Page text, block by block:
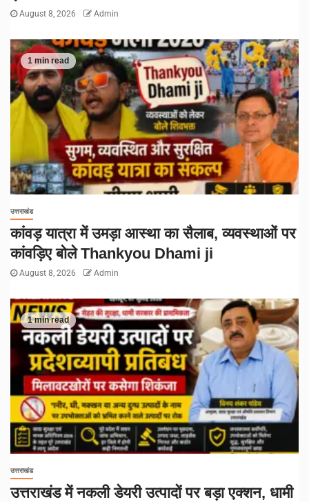
August 8, 2026 Admin
1 min read
उत्तराखंड
कांवड़ यात्रा में उमड़ा आस्था का सैलाब, व्यवस्थाओं पर
कांवड़िए बोले Thankyou Dhami ji
August 8, 2026 Admin
1 min read
उत्तराखंड
उत्तराखंड में नकली डेयरी उत्पादों पर बड़ा एक्शन, धामी